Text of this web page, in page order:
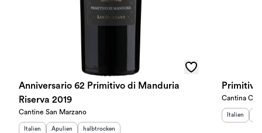
Anniversario 62 Primitivo di Manduria
Riserva 2019
Cantine San Marzano
Herkunftsland:
Italien Herkunftsregion:
Apulien Geschmack:
halbtrocken
Primitivo
Cantina
Italien